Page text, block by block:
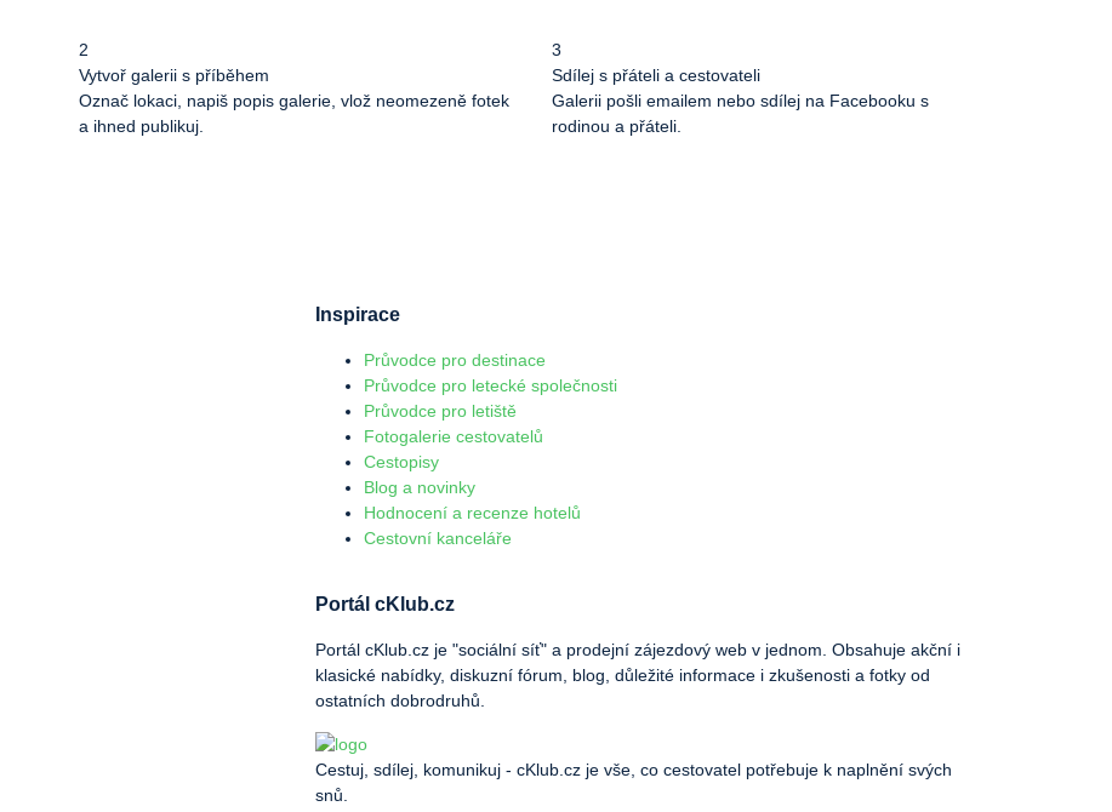
2
Vytvoř galerii s příběhem
Označ lokaci, napiš popis galerie, vlož neomezeně fotek
a ihned publikuj.
3
Sdílej s přáteli a cestovateli
Galerii pošli emailem nebo sdílej na Facebooku s
rodinou a přáteli.
Inspirace
Průvodce pro destinace
Průvodce pro letecké společnosti
Průvodce pro letiště
Fotogalerie cestovatelů
Cestopisy
Blog a novinky
Hodnocení a recenze hotelů
Cestovní kanceláře
Portál cKlub.cz
Portál cKlub.cz je "sociální síť" a prodejní zájezdový web v jednom. Obsahuje akční i
klasické nabídky, diskuzní fórum, blog, důležité informace i zkušenosti a fotky od
ostatních dobrodruhů.
Cestuj, sdílej, komunikuj - cKlub.cz je vše, co cestovatel potřebuje k naplnění svých
snů.